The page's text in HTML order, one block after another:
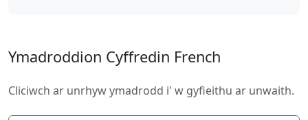
Ymadroddion Cyffredin French
Cliciwch ar unrhyw ymadrodd i' w gyfieithu ar unwaith.